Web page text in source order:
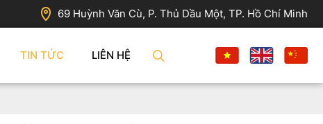
69 Huỳnh Văn Cù, P. Thủ Dầu Một, TP. Hồ Chí Minh
TIN TỨC LIÊN HỆ